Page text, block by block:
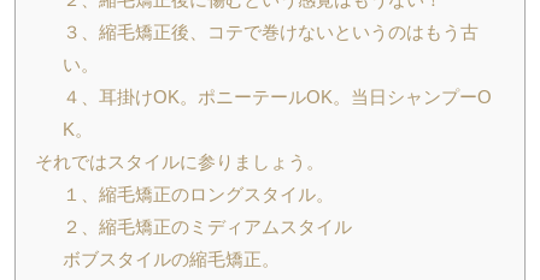
３、縮毛矯正後、コテで巻けないというのはもう古
い。
４、耳掛けOK。ポニーテールOK。当日シャンプーO
K。
それではスタイルに参りましょう。
１、縮毛矯正のロングスタイル。
２、縮毛矯正のミディアムスタイル
ボブスタイルの縮毛矯正。